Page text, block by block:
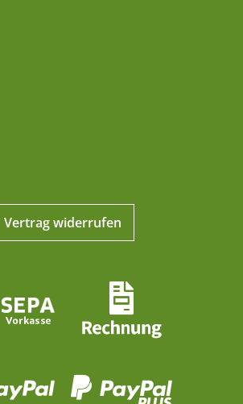
Vertrag widerrufen